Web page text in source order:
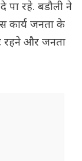
पा रहे. बडौली ने
कार्य जनता के
रहने और जनता